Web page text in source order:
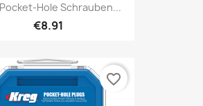
Hole Schrauben...
€8.91
favorite_border